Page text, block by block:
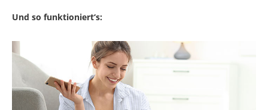
Und so funktioniert‘s: